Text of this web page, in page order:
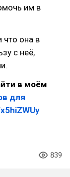
им в
что она в
с неё,
в моём
для
839